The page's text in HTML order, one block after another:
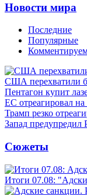
Новости мира
Последние
Популярные
США перехватили
Пентагон купит
ЕС отреагировал
Трамп резко
Запад предупредил
Сюжеты
Итоги 07.08: